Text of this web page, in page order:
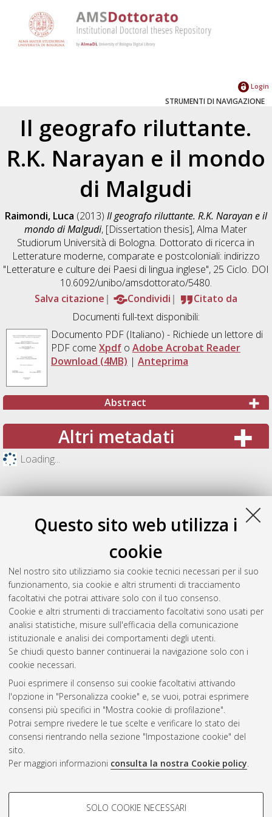
Questo sito web utilizza i
cookie
Nel nostro sito utilizziamo sia cookie tecnici necessari per il suo
funzionamento, sia cookie e altri strumenti di tracciamento
facoltativi che potrai attivare solo con il tuo consenso.
Cookie e altri strumenti di tracciamento facoltativi sono usati per
analisi statistiche, misure sull'efficacia della comunicazione
istituzionale e analisi dei comportamenti degli utenti.
Se chiudi questo banner continuerai la navigazione solo con i
cookie necessari.
Puoi esprimere il consenso sui cookie facoltativi attivando
l'opzione in "Personalizza cookie" e, se vuoi, potrai esprimere
consensi più specifici in "Mostra cookie di profilazione".
Potrai sempre rivedere le tue scelte e verificare lo stato dei
consensi rientrando nella sezione "Impostazione cookie" del
sito.
Per maggiori informazioni consulta la nostra Cookie policy.
COOKIE DI PROFILAZIONE -
SOLO COOKIE NECESSARI
Login
STRUMENTI DI NAVIGAZIONE
Il geografo riluttante.
R.K. Narayan e il mondo
di Malgudi
Raimondi, Luca (2013) Il geografo riluttante. R.K. Narayan e il
mondo di Malgudi, [Dissertation thesis], Alma Mater
Studiorum Università di Bologna. Dottorato di ricerca in
Letterature moderne, comparate e postcoloniali: indirizzo
"Letterature e culture dei Paesi di lingua inglese", 25 Ciclo. DOI
10.6092/unibo/amsdottorato/5480.
Salva citazione
Condividi
Citato da
Documenti full-text disponibili:
Documento PDF(Italiano) - Richiede un lettore di
PDF come Xpdfo Adobe Acrobat Reader
Download (4MB) | Anteprima
Abstract
Altri metadati
Loading...
Gestione del documento:
Atom
Rss 1.0
Rss 2.0
ISSN: 2038-7946
Impostazioni Cookie
Informativa sulla privacy